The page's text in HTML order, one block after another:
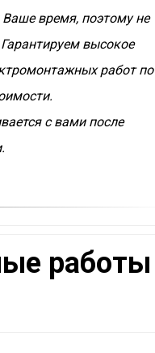
время, поэтому не
высокое
работ по
с вами после
работы